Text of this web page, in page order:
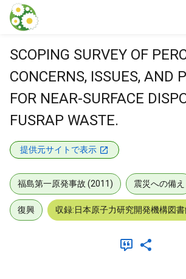
本文に飛ぶ
SCOPING SURVEY OF
CONCERNS, ISSUES, AND
FOR NEAR-SURFACE
FUSRAP WASTE.
提供元サイトで表示
福島第一原発事故 (2011) 震災への備え
復興 収録:日本原子力研究開発機構図